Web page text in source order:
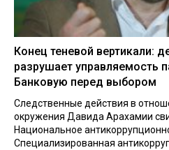
Конец теневой вертикали:
разрушает управляемость
Банковую перед выбором
Следственные действия в
окружения Давида Арахамии
Национальное
Специализированная